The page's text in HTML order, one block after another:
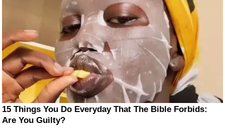
15 Things You Do Everyday That The Bible Forbids:
Are You Guilty?